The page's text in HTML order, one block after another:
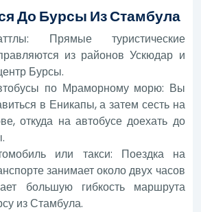
До Бурсы Из Стамбула
Прямые туристические
из районов Ускюдар и
Бурсы.
по Мраморному морю: Вы
в Еникапы, а затем сесть на
откуда на автобусе доехать до
или такси: Поездка на
занимает около двух часов
большую гибкость маршрута
из Стамбула.